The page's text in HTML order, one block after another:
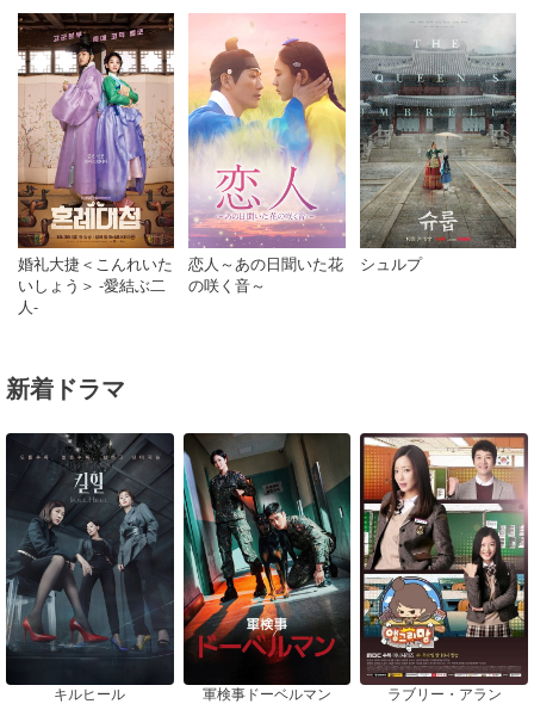
婚礼大捷＜こんれいた
いしょう＞ -愛結ぶ二
人-
恋人～あの日聞いた花
の咲く音～
シュルプ
新着ドラマ
キルヒール 軍検事ドーベルマン ラブリー・アラン